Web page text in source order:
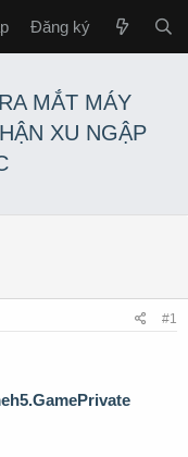
Đăng ký
MẮT MÁY
XU NGẬP
#1